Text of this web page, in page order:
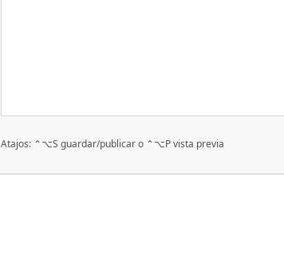
Atajos: ⌃⌥S guardar/publicar o ⌃⌥P vista previa